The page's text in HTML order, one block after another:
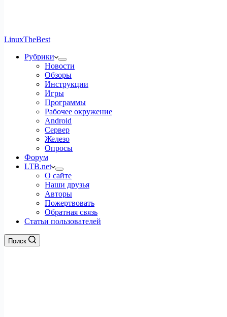
LinuxTheBest
Рубрики
Новости
Обзоры
Инструкции
Игры
Программы
Рабочее окружение
Android
Сервер
Железо
Опросы
Форум
LTB.net
О сайте
Наши друзья
Авторы
Пожертвовать
Обратная связь
Статьи пользователей
Поиск